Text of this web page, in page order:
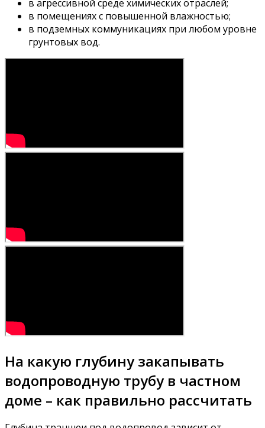
в агрессивной среде химических отраслей;
в помещениях с повышенной влажностью;
в подземных коммуникациях при любом уровне
грунтовых вод.
На какую глубину закапывать
водопроводную трубу в частном
доме – как правильно рассчитать